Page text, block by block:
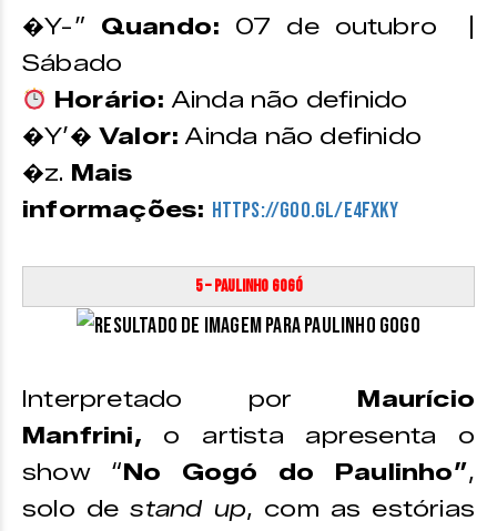
�Y-” Quando: 07 de outubro |
Sábado
Horário:Ainda não definido
�Y’� Valor:Ainda não definido
�z. Mais
informações: https://goo.gl/E4FxKY
5 – Paulinho Gogó
Interpretado por Maurício
Manfrini, o artista apresenta o
show “No Gogó do Paulinho”,
solo destand up, com as estórias